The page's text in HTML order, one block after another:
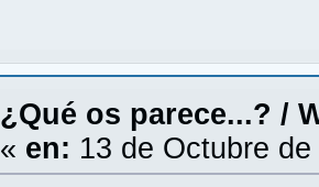
¿Qué os parece...? /
« en: 13 de Octubre